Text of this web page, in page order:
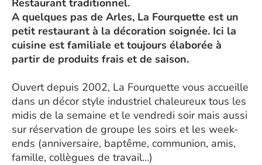
Restaurant traditionnel.
A quelques pas de Arles, La Fourquette est un
petit restaurant à la décoration soignée. Ici la
cuisine est familiale et toujours élaborée à
partir de produits frais et de saison.
Ouvert depuis 2002, La Fourquette vous accueille
dans un décor style industriel chaleureux tous les
midis de la semaine et le vendredi soir mais aussi
sur réservation de groupe les soirs et les week-
ends (anniversaire, baptême, communion, amis,
famille, collègues de travail…)